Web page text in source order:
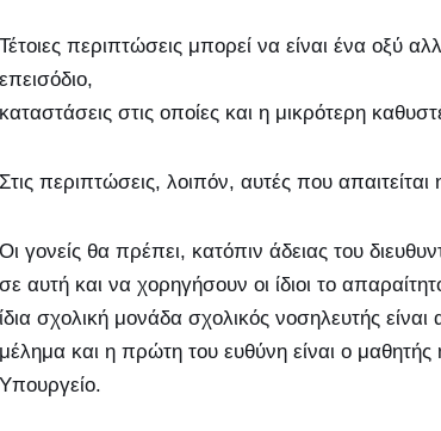
Τέτοιες περιπτώσεις μπορεί να είναι ένα οξύ
επεισόδιο,
καταστάσεις στις οποίες και η μικρότερη
Στις περιπτώσεις, λοιπόν, αυτές που
Οι γονείς θα πρέπει, κατόπιν άδειας του
σε αυτή και να χορηγήσουν οι ίδιοι το
ίδια σχολική μονάδα σχολικός νοσηλευτής
μέλημα και η πρώτη του ευθύνη είναι ο μαθητής
Υπουργείο.